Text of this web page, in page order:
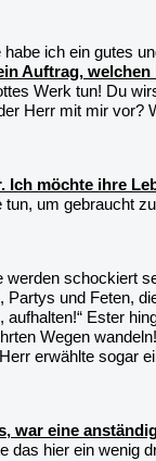
ich ein gutes
Auftrag,
Werk tun! Du
Herr mit mir vor?
Ich möchte ihre
um gebraucht
schockiert
Partys und Feten,
aufhalten!“ Ester
Wegen
erwählte sogar
war eine
das hier ein wenig